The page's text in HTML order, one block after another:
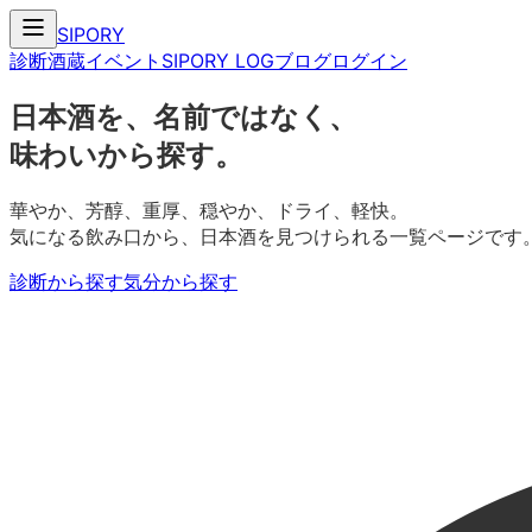
SIPORY
診断酒蔵イベント SIPORY LOGブログログイン
日本酒を、名前ではなく、
味わいから探す。
華やか、芳醇、重厚、穏やか、ドライ、軽快。
気になる飲み口から、日本酒を見つけられる一覧ページです
診断から探す気分から探す